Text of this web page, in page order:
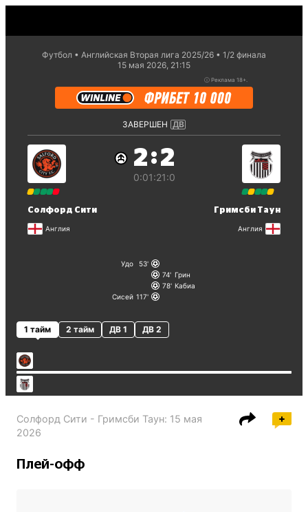
Футбол Английская Вторая лига 2025/26
1/2 финaла
15 мая 2026, 21:15
ⓘ Реклама 18+.
ЗАВЕРШЕН ДВ
Солфорд Сити
Англия
2:2
0:01:21:0
Гримсби Таун
Англия
Удо
53
74 Грин
78 Кабиа
Сисей 117
1 тайм 2 тайм ДВ 1 ДВ 2
Солфорд Сити - Гримсби Таун: 15 мая
2026
Плей-офф